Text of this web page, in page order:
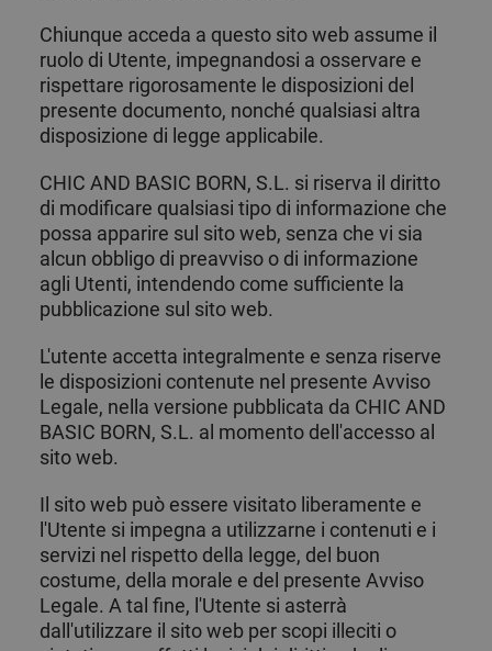
Chiunque acceda a questo sito web assume il
ruolo di Utente, impegnandosi a osservare e
rispettare rigorosamente le disposizioni del
presente documento, nonché qualsiasi altra
disposizione di legge applicabile.
CHIC AND BASIC BORN, S.L. si riserva il diritto
di modificare qualsiasi tipo di informazione che
possa apparire sul sito web, senza che vi sia
alcun obbligo di preavviso o di informazione
agli Utenti, intendendo come sufficiente la
pubblicazione sul sito web.
L'utente accetta integralmente e senza riserve
le disposizioni contenute nel presente Avviso
Legale, nella versione pubblicata da CHIC AND
BASIC BORN, S.L. al momento dell'accesso al
sito web.
Il sito web può essere visitato liberamente e
l'Utente si impegna a utilizzarne i contenuti e i
servizi nel rispetto della legge, del buon
costume, della morale e del presente Avviso
Legale. A tal fine, l'Utente si asterrà
dall'utilizzare il sito web per scopi illeciti o